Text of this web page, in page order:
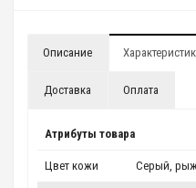
Описание
Доставка Оплата
Атрибуты товара
Цвет кожи Серый,